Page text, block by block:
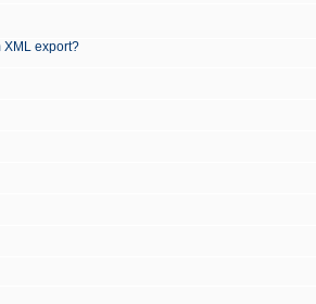
XML export?